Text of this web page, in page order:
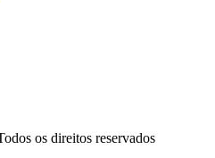
os direitos reservados